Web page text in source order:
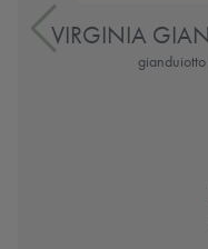
VIRGINIA
gianduiotto